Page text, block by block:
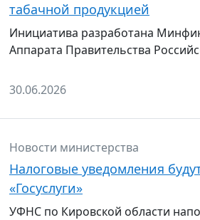
табачной продукцией
Инициатива разработана
Аппарата Правительства
30.06.2026
Новости министерства
Налоговые уведомления
«Госуслуги»
УФНС по Кировской области